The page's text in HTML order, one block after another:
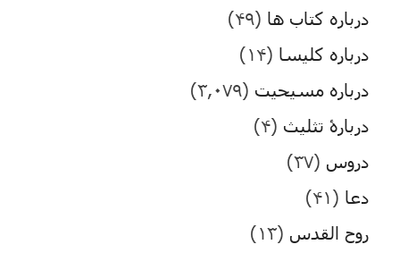
درباره کتاب ها (۴۹)
درباره کلیسا (۱۴)
درباره مسیحیت (۳,۰۷۹)
دربارۀ تثلیث (۴)
دروس (۳۷)
دعا (۴۱)
روح القدس (۱۳)